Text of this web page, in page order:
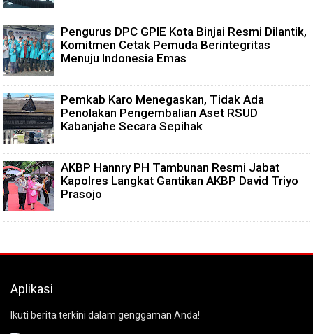
Pengurus DPC GPIE Kota Binjai Resmi Dilantik,
Komitmen Cetak Pemuda Berintegritas
Menuju Indonesia Emas
Pemkab Karo Menegaskan, Tidak Ada
Penolakan Pengembalian Aset RSUD
Kabanjahe Secara Sepihak
AKBP Hannry PH Tambunan Resmi Jabat
Kapolres Langkat Gantikan AKBP David Triyo
Prasojo
Aplikasi
Ikuti berita terkini dalam genggaman Anda!